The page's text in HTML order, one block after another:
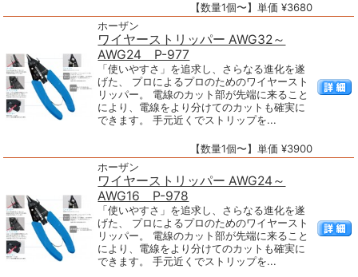
【数量1個〜】単価 ¥3680
ホーザン
ワイヤーストリッパー AWG32～
AWG24 P-977
「使いやすさ」を追求し、さらなる進化を遂
げた、 プロによるプロのためのワイヤースト
リッパー。 電線のカット部が先端に来ること
により、電線をより分けてのカットも確実に
できます。 手元近くでストリップを...
【数量1個〜】単価 ¥3900
ホーザン
ワイヤーストリッパー AWG24～
AWG16 P-978
「使いやすさ」を追求し、さらなる進化を遂
げた、 プロによるプロのためのワイヤースト
リッパー。 電線のカット部が先端に来ること
により、電線をより分けてのカットも確実に
できます。 手元近くでストリップを...